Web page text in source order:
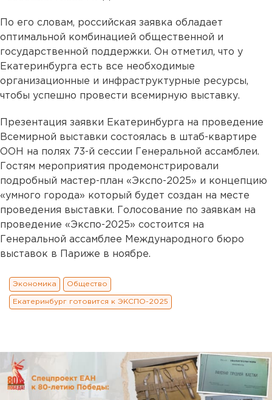
По его словам, российская заявка обладает
оптимальной комбинацией общественной и
государственной поддержки. Он отметил, что у
Екатеринбурга есть все необходимые
организационные и инфраструктурные ресурсы,
чтобы успешно провести всемирную выставку.
Презентация заявки Екатеринбурга на проведение
Всемирной выставки состоялась в штаб-квартире
ООН на полях 73-й сессии Генеральной ассамблеи.
Гостям мероприятия продемонстрировали
подробный мастер-план «Экспо-2025» и концепцию
«умного города» который будет создан на месте
проведения выставки. Голосование по заявкам на
проведение «Экспо-2025» состоится на
Генеральной ассамблее Международного бюро
выставок в Париже в ноябре.
Экономика Общество
Екатеринбург готовится к ЭКСПО-2025